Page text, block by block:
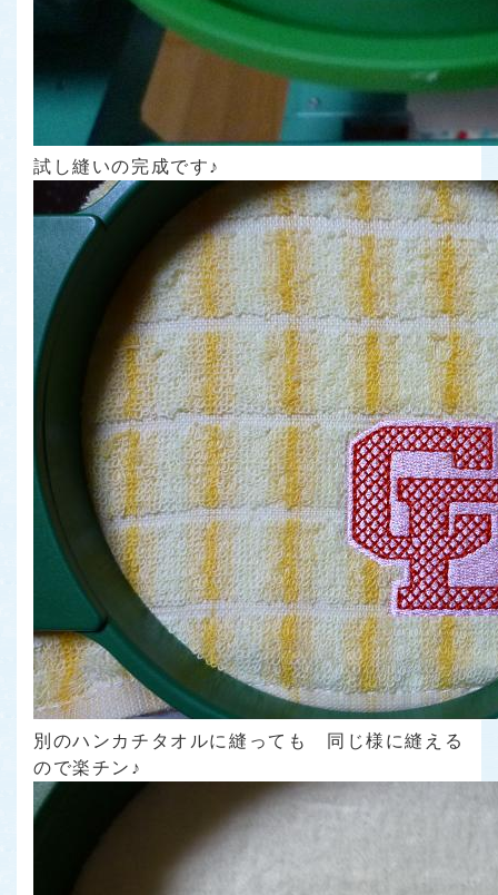
試し縫いの完成です♪
別のハンカチタオルに縫っても 同じ様に縫える
ので楽チン♪